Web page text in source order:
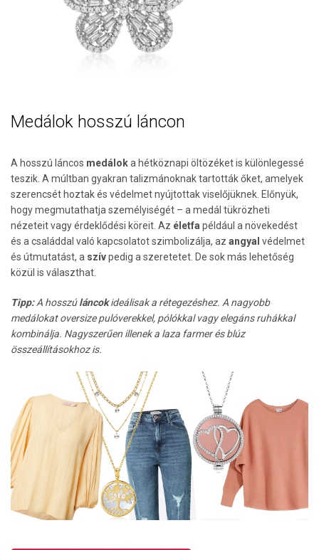
Medálok hosszú láncon
A hosszú láncos medáloka hétköznapi öltözéket is különlegessé
teszik. A múltban gyakran talizmánoknak tartották őket, amelyek
szerencsét hoztak és védelmet nyújtottak viselőjüknek. Előnyük,
hogy megmutathatja személyiségét – a medál tükrözheti
nézeteit vagy érdeklődési köreit. Az életfa például a növekedést
és a családdal való kapcsolatot szimbolizálja, az angyal védelmet
és útmutatást, a szívpedig a szeretetet. De sok más lehetőség
közül is választhat.
Tipp:A hosszúláncokideálisak a rétegezéshez. A nagyobb
medálokat oversize pulóverekkel, pólókkal vagy elegáns ruhákkal
kombinálja. Nagyszerűen illenek a laza farmer és blúz
összeállításokhoz is.